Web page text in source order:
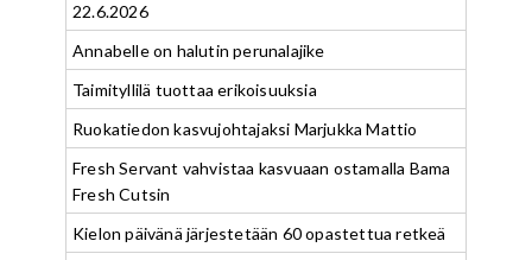
22.6.2026
Annabelle on halutin perunalajike
Taimityllilä tuottaa erikoisuuksia
Ruokatiedon kasvujohtajaksi Marjukka Mattio
Fresh Servant vahvistaa kasvuaan ostamalla Bama
Fresh Cutsin
Kielon päivänä järjestetään 60 opastettua retkeä